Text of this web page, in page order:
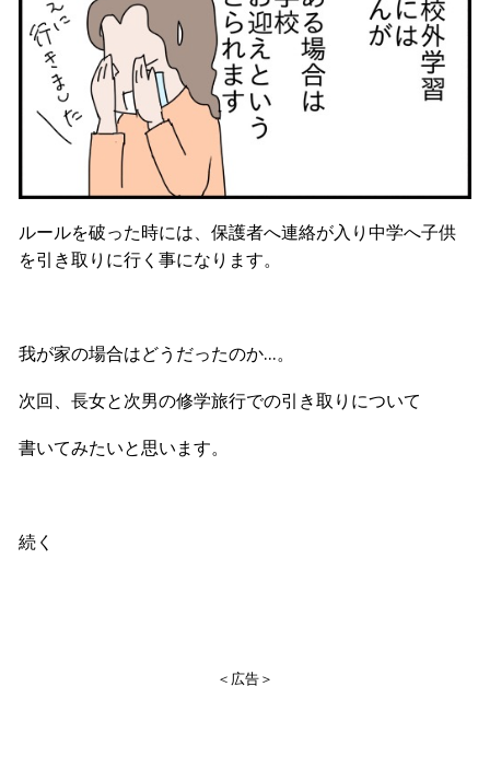
ルールを破った時には、保護者へ連絡が入り中学へ子供
を引き取りに行く事になります。
我が家の場合はどうだったのか…。
次回、長女と次男の修学旅行での引き取りについて
書いてみたいと思います。
続く
＜広告＞